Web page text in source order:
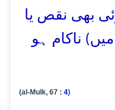
بھی نقص یا
ناکام ہو
(al-Mulk, 67 : 4)